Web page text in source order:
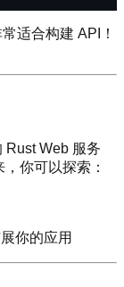
适合构建 API！
Rust Web 服务
你可以探索：
你的应用